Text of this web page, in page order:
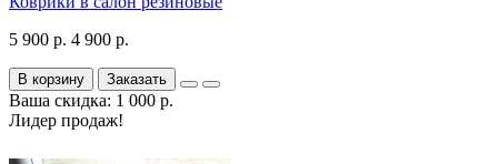
5 900 р. 4 900 р.
В корзину Заказать
Ваша скидка: 1 000 р.
Лидер продаж!